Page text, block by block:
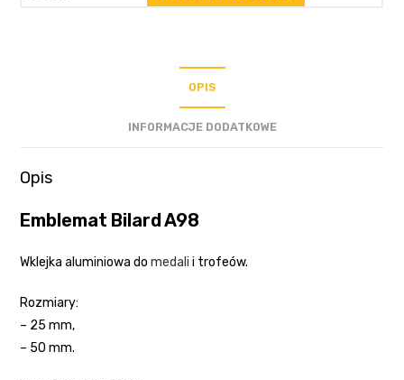
OPIS
INFORMACJE DODATKOWE
Opis
Emblemat Bilard A98
Wklejka aluminiowa domedali i trofeów.
Rozmiary:
– 25 mm,
– 50 mm.